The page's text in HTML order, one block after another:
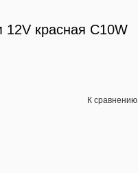
красная C10W
К сравнению